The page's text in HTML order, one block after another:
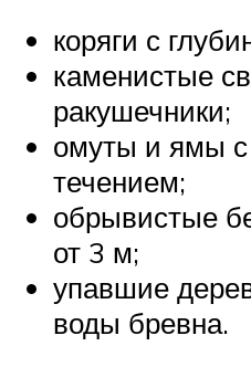
коряги с
каменистые
ракушечники;
омуты и ямы
течением;
обрывистые
от 3 м;
упавшие
воды бревна.